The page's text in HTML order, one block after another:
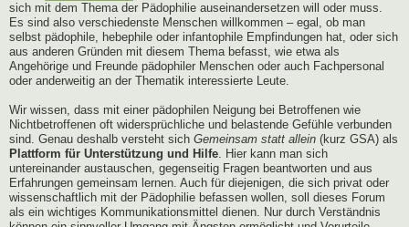
sich mit dem Thema der Pädophilie auseinandersetzen will oder muss.
Es sind also verschiedenste Menschen willkommen – egal, ob man
selbst pädophile, hebephile oder infantophile Empfindungen hat, oder sich
aus anderen Gründen mit diesem Thema befasst, wie etwa als
Angehörige und Freunde pädophiler Menschen oder auch Fachpersonal
oder anderweitig an der Thematik interessierte Leute.
Wir wissen, dass mit einer pädophilen Neigung bei Betroffenen wie
Nichtbetroffenen oft widersprüchliche und belastende Gefühle verbunden
sind. Genau deshalb versteht sich Gemeinsam statt allein (kurz GSA) als
Plattform für Unterstützung und Hilfe. Hier kann man sich
untereinander austauschen, gegenseitig Fragen beantworten und aus
Erfahrungen gemeinsam lernen. Auch für diejenigen, die sich privat oder
wissenschaftlich mit der Pädophilie befassen wollen, soll dieses Forum
als ein wichtiges Kommunikationsmittel dienen. Nur durch Verständnis